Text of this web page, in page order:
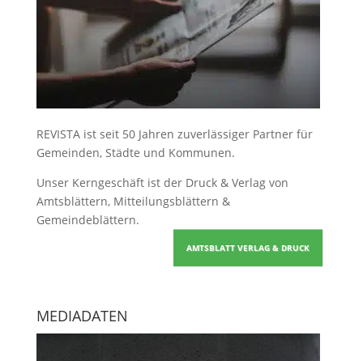
REVISTA ist seit 50 Jahren zuverlässiger Partner für
Gemeinden, Städte und Kommunen.
Unser Kerngeschäft ist der Druck & Verlag von
Amtsblättern, Mitteilungsblättern &
Gemeindeblättern.
AMTSBLATT VERLAG & DRUCK
MEDIADATEN